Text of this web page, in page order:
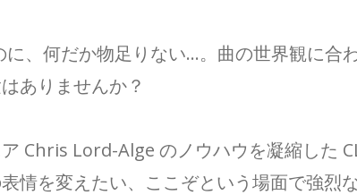
、何だか物足りない…。曲の世界観に合
ありませんか？
Chris Lord-Alge のノウハウを凝縮した
情を変えたい、ここぞという場面で強烈